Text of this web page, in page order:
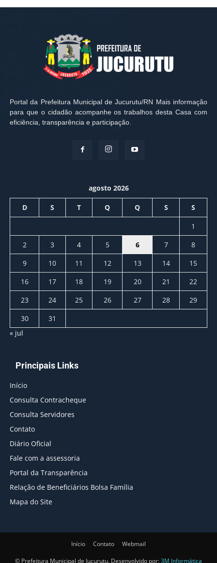
Portal da Prefeitura Municipal de Jucurutu/RN Mais informação
para que o cidadão acompanhe os trabalhos desta Casa com
eficiência, transparência e participação.
agosto 2026
D S T Q Q S S
1
2
3 4 5 6 7
8
9
10 11 12 13 14
15
16
17 18 19 20 21
22
23
24 25 26 27 28
29
30
31
« jul
Principais Links
Início
Consulta Contracheque
Consulta Servidores
Contato
Diário Oficial
Fale com a assessoria
Portal da Transparência
Relação de Beneficiários Bolsa Família
Mapa do Site
Início Contato Webmail
© Prefeitura Municipal de Jucurutu. Desenvolvido por:3M Informática